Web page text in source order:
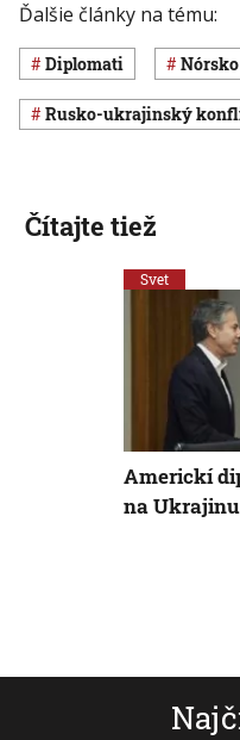
Ďalšie články na tému:
diplomati Nórsko
rusko-ukrajinský
Čítajte tiež
Svet
Americkí
na Ukrajinu